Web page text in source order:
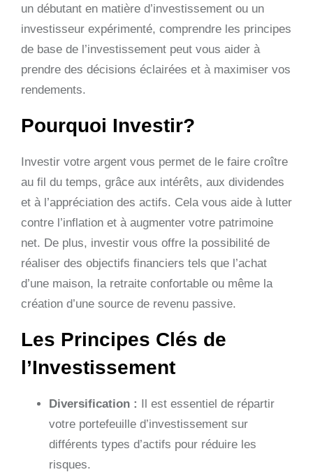
un débutant en matière d’investissement ou un
investisseur expérimenté, comprendre les principes
de base de l’investissement peut vous aider à
prendre des décisions éclairées et à maximiser vos
rendements.
Pourquoi Investir?
Investir votre argent vous permet de le faire croître
au fil du temps, grâce aux intérêts, aux dividendes
et à l’appréciation des actifs. Cela vous aide à lutter
contre l’inflation et à augmenter votre patrimoine
net. De plus, investir vous offre la possibilité de
réaliser des objectifs financiers tels que l’achat
d’une maison, la retraite confortable ou même la
création d’une source de revenu passive.
Les Principes Clés de
l’Investissement
Diversification : Il est essentiel de répartir
votre portefeuille d’investissement sur
différents types d’actifs pour réduire les
risques.